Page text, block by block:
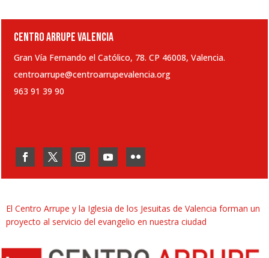
CENTRO ARRUPE VALENCIA
Gran Vía Fernando el Católico, 78. CP 46008, Valencia.
centroarrupe@centroarrupevalencia.org
963 91 39 90
El Centro Arrupe y la Iglesia de los Jesuitas de Valencia forman un
proyecto al servicio del evangelio en nuestra ciudad